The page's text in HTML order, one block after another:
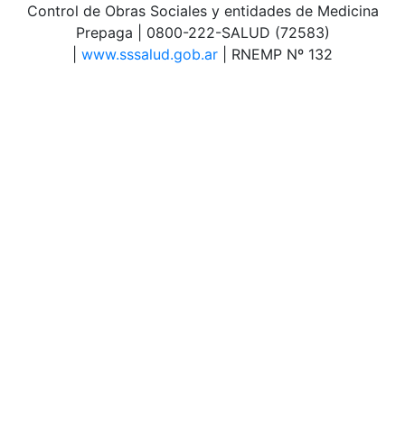
Control de Obras Sociales y entidades de Medicina
Prepaga | 0800-222-SALUD (72583)
www.sssalud.gob.ar | RNEMP Nº 132